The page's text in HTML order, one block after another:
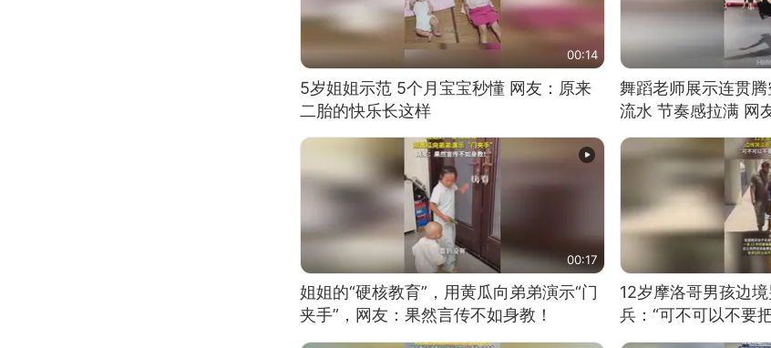
00:14
5岁姐姐示范 5个月宝宝秒懂 网友：原来
二胎的快乐长这样
舞蹈老师展示连贯
流水 节奏感拉满 网
的？
00:17
姐姐的“硬核教育”，用黄瓜向弟弟演示“门
夹手”，网友：果然言传不如身教！
12岁摩洛哥男孩边
兵：“可不可以不要